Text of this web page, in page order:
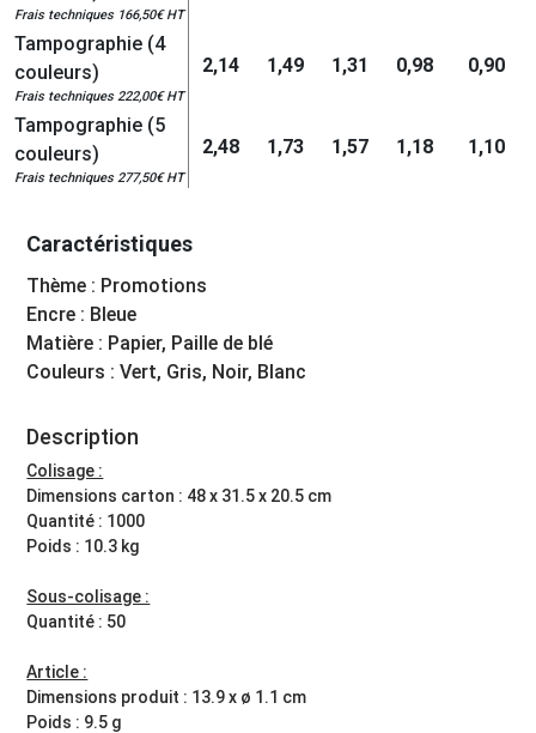
Frais techniques 166,50€ HT
Tampographie (4
couleurs)
Frais techniques 222,00€ HT
2,14 1,49 1,31 0,98 0,90
Tampographie (5
couleurs)
Frais techniques 277,50€ HT
2,48 1,73 1,57 1,18 1,10
Caractéristiques
Thème : Promotions
Encre : Bleue
Matière : Papier, Paille de blé
Couleurs : Vert, Gris, Noir, Blanc
Description
Colisage :
Dimensions carton : 48 x 31.5 x 20.5 cm
Quantité : 1000
Poids : 10.3 kg
Sous-colisage :
Quantité : 50
Article :
Dimensions produit : 13.9 x ø 1.1 cm
Poids : 9.5 g